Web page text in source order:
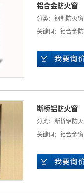
铝合金防火窗
分类： 钢制防火窗
关键词： 铝合金
断桥铝防火窗
分类： 断桥铝防
关键词： 铝合金窗